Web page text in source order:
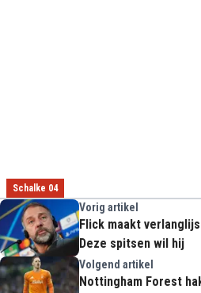
Schalke 04
Vorig artikel
Flick maakt
Deze spitsen wil hij
Volgend artikel
Nottingham Forest